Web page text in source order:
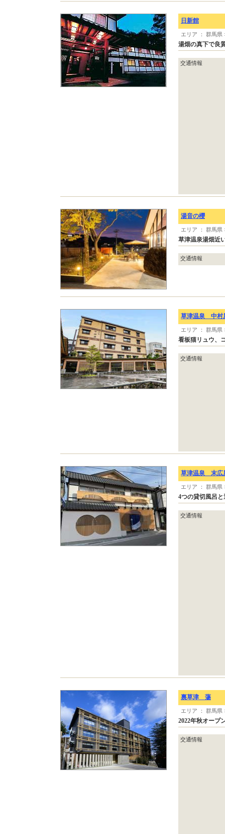
日新館
エリア ： 群馬県
湯畑の真下で良
交通情報
湯音の櫻
エリア ： 群馬県
草津温泉湯畑近
交通情報
草津温泉 中村
エリア ： 群馬県
看板猫リュウ、
交通情報
草津温泉 末広
エリア ： 群馬県
4つの貸切風呂
交通情報
裏草津 蕩
エリア ： 群馬県
2022年秋オープ
交通情報